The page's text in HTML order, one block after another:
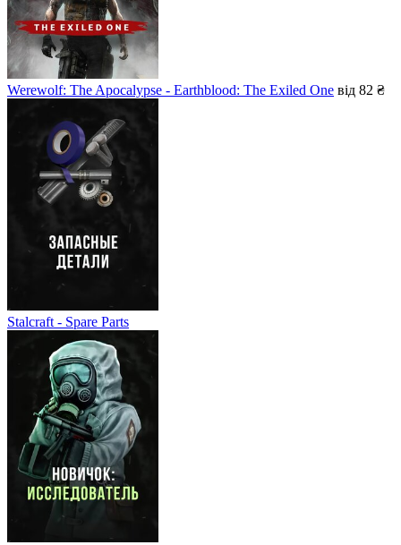
Werewolf: The Apocalypse - Earthblood: The Exiled One від 82 ₴
Stalcraft - Spare Parts